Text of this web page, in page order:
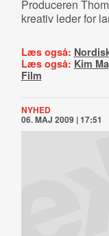
Produceren
kreativ leder for
Læs også:
Læs også: Kim
Film
NYHED
06. MAJ 2009 | 17:51